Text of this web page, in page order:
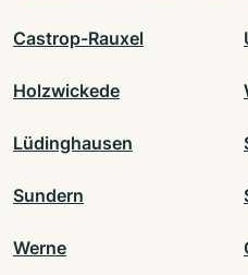
Castrop-Rauxel
Holzwickede
Lüdinghausen
Sundern
Werne